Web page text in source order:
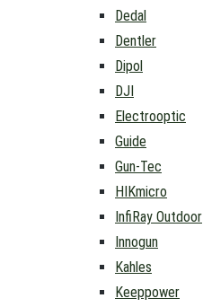
Dedal
Dentler
Dipol
DJI
Electrooptic
Guide
Gun-Tec
HIKmicro
InfiRay Outdoor
Innogun
Kahles
Keeppower